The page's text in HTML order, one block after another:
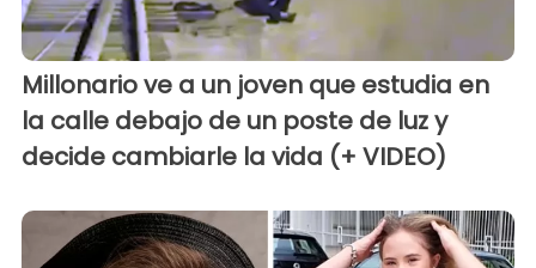
Millonario ve a un joven que estudia en
la calle debajo de un poste de luz y
decide cambiarle la vida (+ VIDEO)